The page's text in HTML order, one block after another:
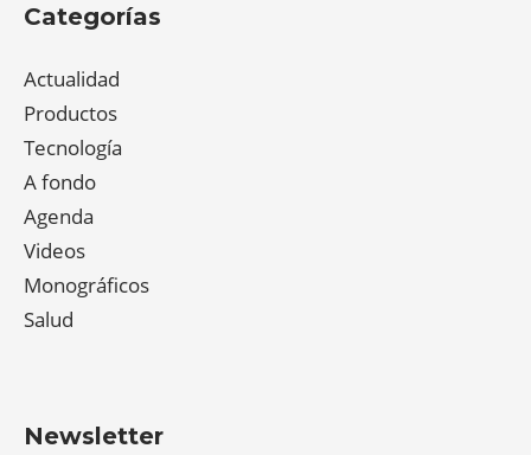
Categorías
Actualidad
Productos
Tecnología
A fondo
Agenda
Videos
Monográficos
Salud
Newsletter